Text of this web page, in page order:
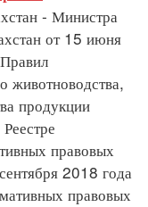
- Министра
от 15 июня
животноводства,
продукции
правовых
2018 года
правовых